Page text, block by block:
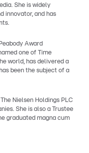
She is widely
innovator, and has
Award
one of Time
world, has delivered a
been the subject of a
Nielsen Holdings PLC
She is also a Trustee
graduated magna cum